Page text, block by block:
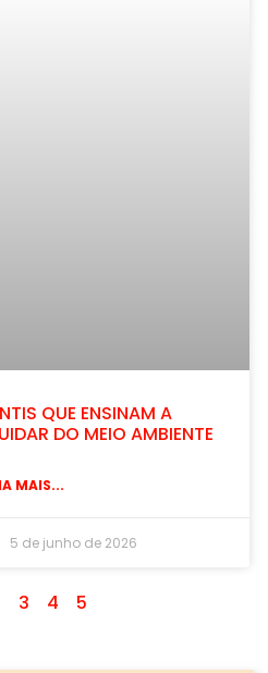
QUE ENSINAM A
DO MEIO AMBIENTE
MAIS...
5 de junho de 2026
3 4 5